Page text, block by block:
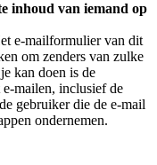
inhoud van iemand op
e-mailformulier van dit
om zenders van zulke
kan doen is de
mailen, inclusief de
gebruiker die de e-mail
ondernemen.